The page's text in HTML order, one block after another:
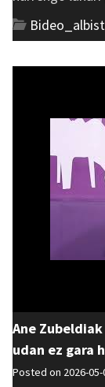
Ane
udan ez gara
Posted on 2026-